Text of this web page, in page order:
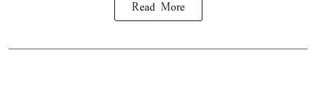
Read More